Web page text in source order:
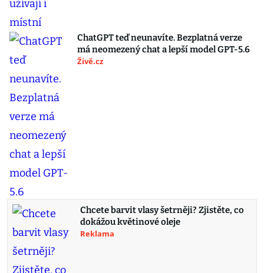
ChatGPT teď neunavíte. Bezplatná verze
má neomezený chat a lepší model GPT-5.6
Živě.cz
Chcete barvit vlasy šetrněji? Zjistěte, co
dokážou květinové oleje
Reklama